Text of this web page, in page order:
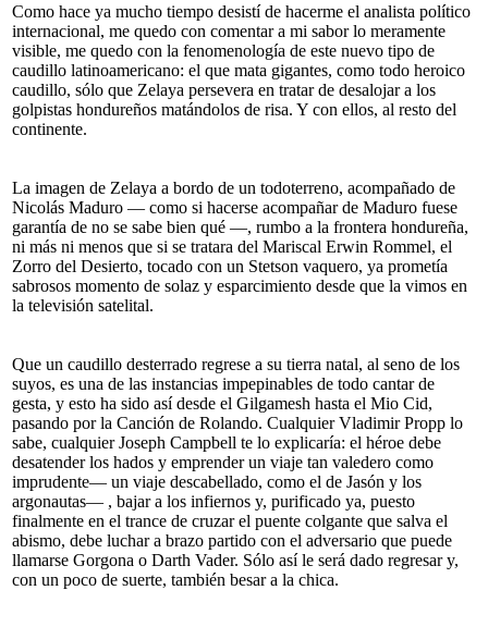
Como hace ya mucho tiempo desistí de hacerme el analista político
internacional, me quedo con comentar a mi sabor lo meramente
visible, me quedo con la fenomenología de este nuevo tipo de
caudillo latinoamericano: el que mata gigantes, como todo heroico
caudillo, sólo que Zelaya persevera en tratar de desalojar a los
golpistas hondureños matándolos de risa. Y con ellos, al resto del
continente.
La imagen de Zelaya a bordo de un todoterreno, acompañado de
Nicolás Maduro — como si hacerse acompañar de Maduro fuese
garantía de no se sabe bien qué —, rumbo a la frontera hondureña,
ni más ni menos que si se tratara del Mariscal Erwin Rommel, el
Zorro del Desierto, tocado con un Stetson vaquero, ya prometía
sabrosos momento de solaz y esparcimiento desde que la vimos en
la televisión satelital.
Que un caudillo desterrado regrese a su tierra natal, al seno de los
suyos, es una de las instancias impepinables de todo cantar de
gesta, y esto ha sido así desde el Gilgamesh hasta el Mio Cid,
pasando por la Canción de Rolando. Cualquier Vladimir Propp lo
sabe, cualquier Joseph Campbell te lo explicaría: el héroe debe
desatender los hados y emprender un viaje tan valedero como
imprudente— un viaje descabellado, como el de Jasón y los
argonautas— , bajar a los infiernos y, purificado ya, puesto
finalmente en el trance de cruzar el puente colgante que salva el
abismo, debe luchar a brazo partido con el adversario que puede
llamarse Gorgona o Darth Vader. Sólo así le será dado regresar y,
con un poco de suerte, también besar a la chica.